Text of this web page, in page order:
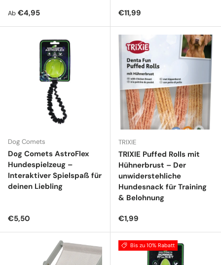
Normaler Preis
Ab €4,95 Normaler Preis
€11,99
Dog Comets
Dog Comets AstroFlex
Hundespielzeug –
Interaktiver Spielspaß für
deinen Liebling
Normaler Preis
€5,50
TRIXIE
TRIXIE Puffed Rolls mit
Hühnerbrust – Der
unwiderstehliche
Hundesnack für Training
& Belohnung
Normaler Preis
€1,99
Bis zu 10% Rabatt